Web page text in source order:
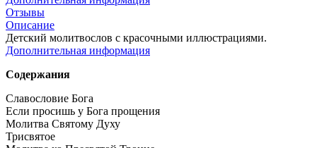
Отзывы
Описание
Детский молитвослов с красочными иллюстрациями.
Дополнительная информация
Содержания
Славословие Бога
Если просишь у Бога прощения
Молитва Святому Духу
Трисвятое